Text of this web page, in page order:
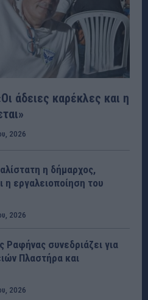
άδειες καρέκλες και η
2026
η δήμαρχος,
εργαλειοποίηση του
2026
Ραφήνας συνεδριάζει για
Πλαστήρα και
2026